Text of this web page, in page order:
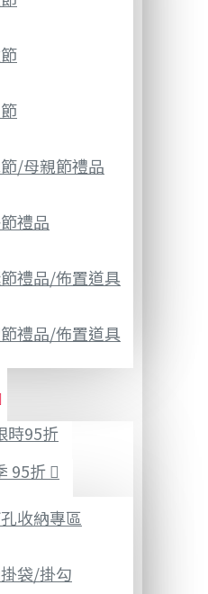
/母親節禮品
禮品
禮品/佈置道具
禮品/佈置道具
時95折
95折
收納專區
袋/掛勾